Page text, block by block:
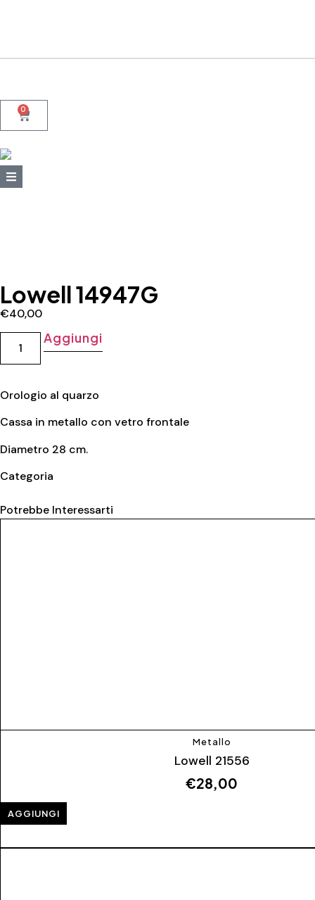
0
Lowell 14947G
€40,00
Aggiungi
Orologio al quarzo
Cassa in metallo con vetro frontale
Diametro 28 cm.
Categoria
Potrebbe Interessarti
Metallo
Lowell 21556
€28,00
AGGIUNGI